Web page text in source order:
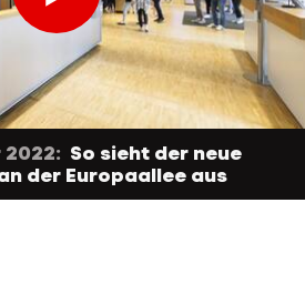
2022: So sieht der neue
der Europaallee aus